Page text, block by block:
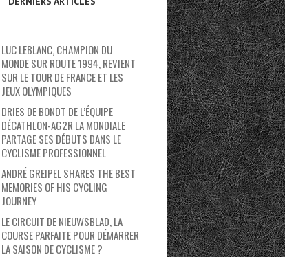
LUC LEBLANC, CHAMPION DU
MONDE SUR ROUTE 1994, REVIENT
SUR LE TOUR DE FRANCE ET LES
JEUX OLYMPIQUES
DRIES DE BONDT DE L’ÉQUIPE
DÉCATHLON-AG2R LA MONDIALE
PARTAGE SES DÉBUTS DANS LE
CYCLISME PROFESSIONNEL
ANDRÉ GREIPEL SHARES THE BEST
MEMORIES OF HIS CYCLING
JOURNEY
LE CIRCUIT DE NIEUWSBLAD, LA
COURSE PARFAITE POUR DÉMARRER
LA SAISON DE CYCLISME ?